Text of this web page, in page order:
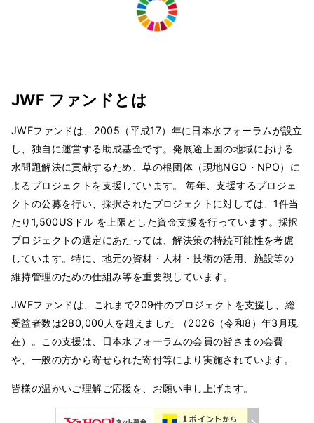
JWF ファンドとは
JWFファンドは、2005（平成17）年に日本水フォーラムが設立
し、独自に運営する助成基金です。発展途上国の地域における
水問題解決に貢献するため、草の根団体（現地NGO・NPO）に
よるプロジェクトを支援しています。 毎年、支援するプロジェ
クトの公募を行い、採択されたプロジェクトに対しては、1件当
たり1,500USドル を上限とした資金支援を行っています。採択
プロジェクトの選定にあたっては、解決策の持続可能性を考慮
しています。特に、地元の資材・人材・技術の活用、施設等の
維持管理のための仕組み等を重要視しています。
JWFファンドは、これまで209件のプロジェクトを支援し、総
受益者数は280,000人を超えました （2026（令和8）年3月現
在）。この支援は、日本水フォーラムの会員の皆さまの会費
や、一般の方から寄せられた寄付等により実施されています。
皆様の温かいご理解ご応援を、お願い申し上げます。